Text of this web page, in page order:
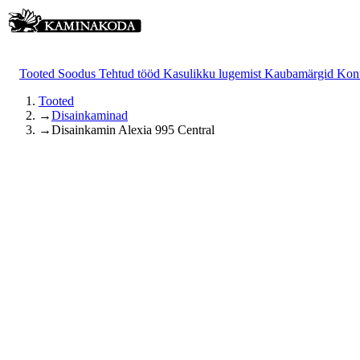
Tooted Soodus Tehtud tööd Kasulikku lugemist Kaubamärgid
Tooted
→Disainkaminad
→Disainkamin Alexia 995 Central